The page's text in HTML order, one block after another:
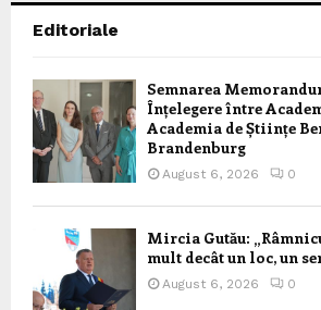
Editoriale
Semnarea
Înțelegere între
Academia de Științe
Brandenburg
August 6, 2026 0
Mircia Gutău:
mult decât un loc, un
August 6, 2026 0